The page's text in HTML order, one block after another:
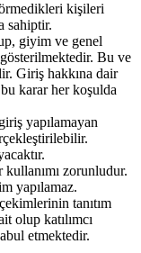
kişileri
sahiptir.
giyim ve genel
Bu ve
Giriş hakkına dair
karar her koşulda
yapılamayan
kullanımı zorunludur.
yapılamaz.
tanıtım
olup katılımcı
etmektedir.